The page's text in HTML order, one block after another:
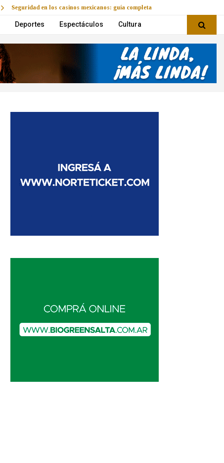
Seguridad en los casinos mexicanos: guía completa
Deportes Espectáculos Cultura